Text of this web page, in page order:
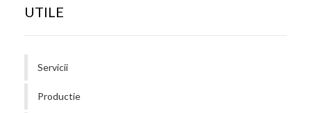
UTILE
Servicii
Productie